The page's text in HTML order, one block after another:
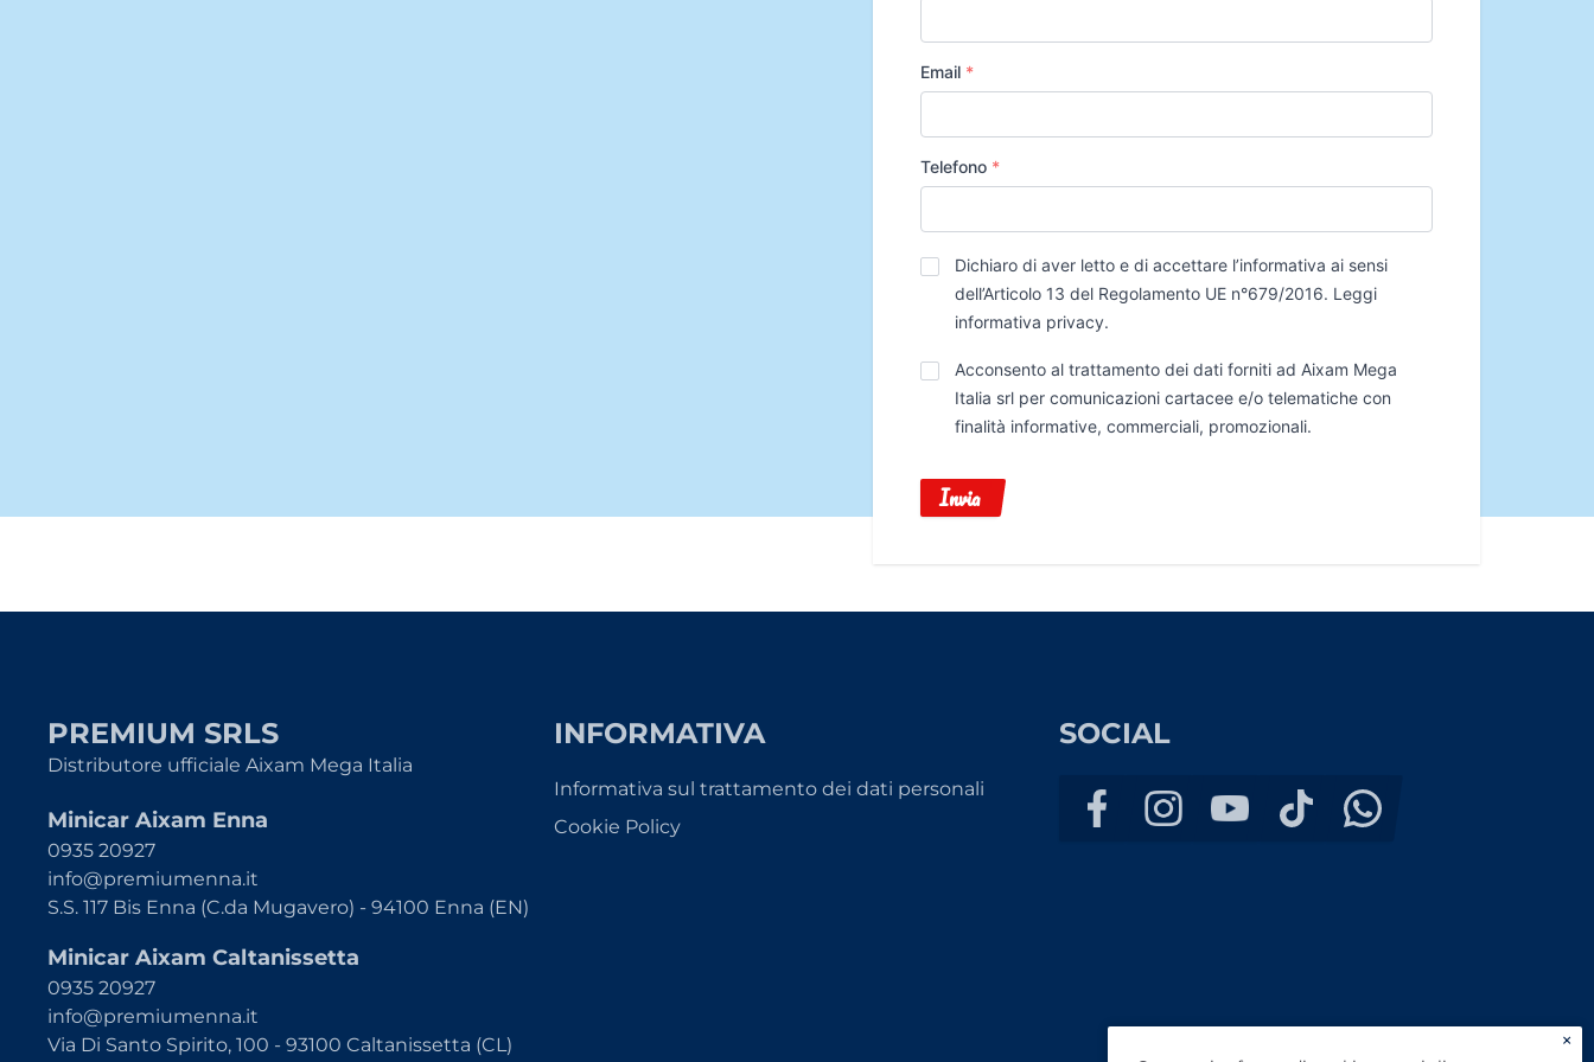
Email *
Telefono *
Privacy*
Dichiaro di aver letto e di accettare l’informativa ai sensi
dell’Articolo 13 del Regolamento UE n°679/2016. Leggi
informativa privacy.
Trattamento
Dati
Acconsento al trattamento dei dati forniti ad Aixam Mega
Italia srl per comunicazioni cartacee e/o telematiche con
finalità informative, commerciali, promozionali.
Invia
PREMIUM SRLS
Distributore ufficiale Aixam Mega Italia
Minicar Aixam Enna
0935 20927
info@premiumenna.it
S.S. 117 Bis Enna (C.da Mugavero) - 94100 Enna (EN)
Minicar Aixam Caltanissetta
0935 20927
info@premiumenna.it
Via Di Santo Spirito, 100 - 93100 Caltanissetta (CL)
INFORMATIVA
Informativa sul trattamento dei dati personali
Cookie Policy
SOCIAL
×